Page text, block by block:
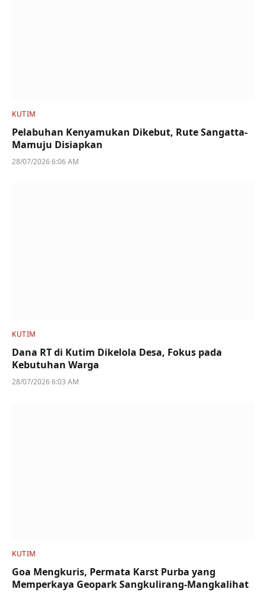
KUTIM
Pelabuhan Kenyamukan Dikebut, Rute Sangatta-
Mamuju Disiapkan
28/07/2026 6:06 AM
KUTIM
Dana RT di Kutim Dikelola Desa, Fokus pada
Kebutuhan Warga
28/07/2026 6:03 AM
KUTIM
Goa Mengkuris, Permata Karst Purba yang
Memperkaya Geopark Sangkulirang-Mangkalihat